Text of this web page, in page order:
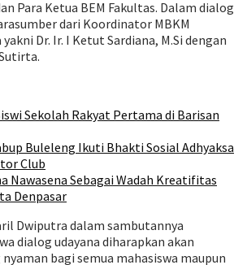
Para Ketua BEM Fakultas. Dalam dialog
dari Koordinator MBKM
Dr. Ir. I Ketut Sardiana, M.Si dengan
Sekolah Rakyat Pertama di Barisan
Buleleng Ikuti Bhakti Sosial Adhyaksa
Club
Nawasena Sebagai Wadah Kreatifitas
Denpasar
Dwiputra dalam sambutannya
dialog udayana diharapkan akan
bagi semua mahasiswa maupun